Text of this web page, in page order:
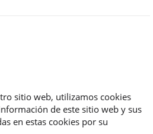
sitio web, utilizamos cookies
de este sitio web y sus
en estas cookies por su